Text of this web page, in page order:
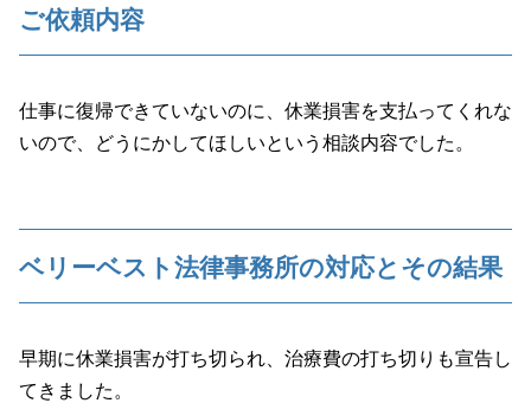
ご依頼内容
仕事に復帰できていないのに、休業損害を支払ってくれな
いので、どうにかしてほしいという相談内容でした。
ベリーベスト法律事務所の対応とその結果
早期に休業損害が打ち切られ、治療費の打ち切りも宣告し
てきました。